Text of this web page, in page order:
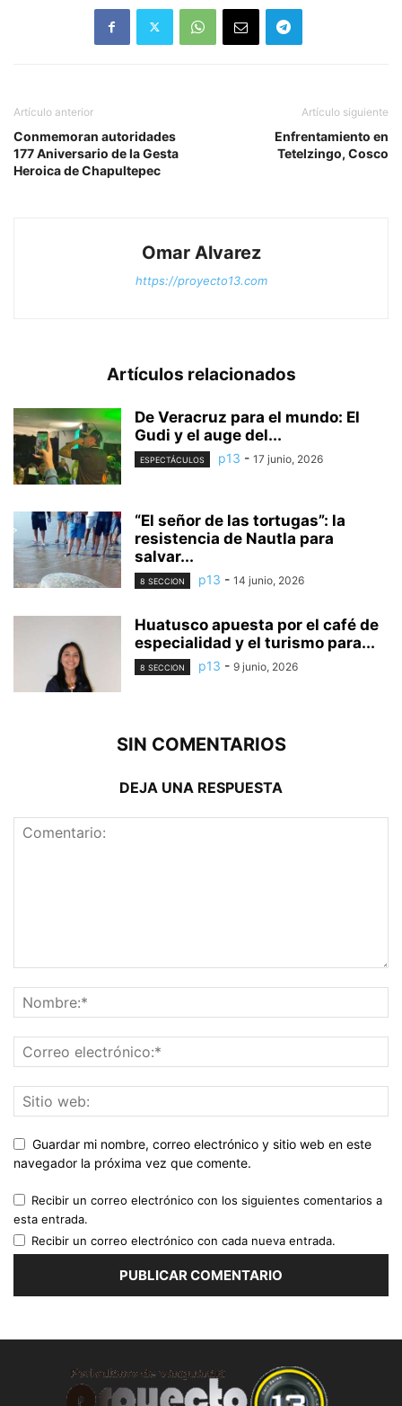
Artículo anterior
Conmemoran autoridades
177 Aniversario de la Gesta
Heroica de Chapultepec
Artículo siguiente
Enfrentamiento en
Tetelzingo, Cosco
Omar Alvarez
https://proyecto13.com
Artículos relacionados
De Veracruz para el mundo: El
Gudi y el auge del...
ESPECTÁCULOS p13 - 17 junio, 2026
“El señor de las tortugas”: la
resistencia de Nautla para
salvar...
8 SECCION p13 - 14 junio, 2026
Huatusco apuesta por el café de
especialidad y el turismo para...
8 SECCION p13 - 9 junio, 2026
SIN COMENTARIOS
DEJA UNA RESPUESTA
Guardar mi nombre, correo electrónico y sitio web en este
navegador la próxima vez que comente.
Recibir un correo electrónico con los siguientes comentarios a
esta entrada.
Recibir un correo electrónico con cada nueva entrada.